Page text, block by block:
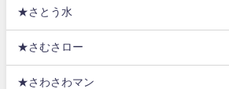
★さとう水
★さむさロー
★さわさわマン